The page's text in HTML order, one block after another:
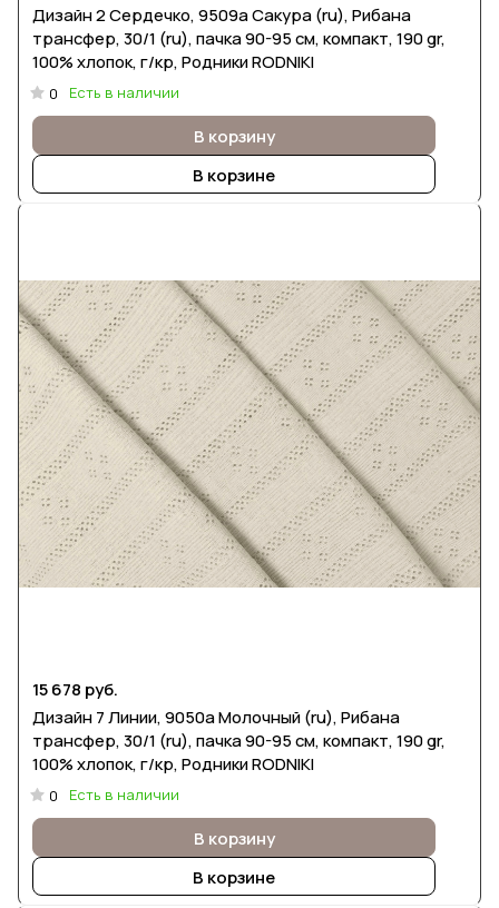
Дизайн 2 Сердечко, 9509a Сакура (ru), Рибана
трансфер, 30/1 (ru), пачка 90-95 см, компакт, 190 gr,
100% хлопок, г/кр, Родники RODNIKI
0 Есть в наличии
В корзину
В корзине
15 678 руб.
Дизайн 7 Линии, 9050а Молочный (ru), Рибана
трансфер, 30/1 (ru), пачка 90-95 см, компакт, 190 gr,
100% хлопок, г/кр, Родники RODNIKI
0 Есть в наличии
В корзину
В корзине